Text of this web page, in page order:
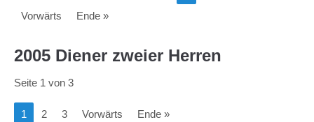
Vorwärts
Ende »
2005 Diener zweier Herren
Seite 1 von 3
1 2 3 Vorwärts Ende »